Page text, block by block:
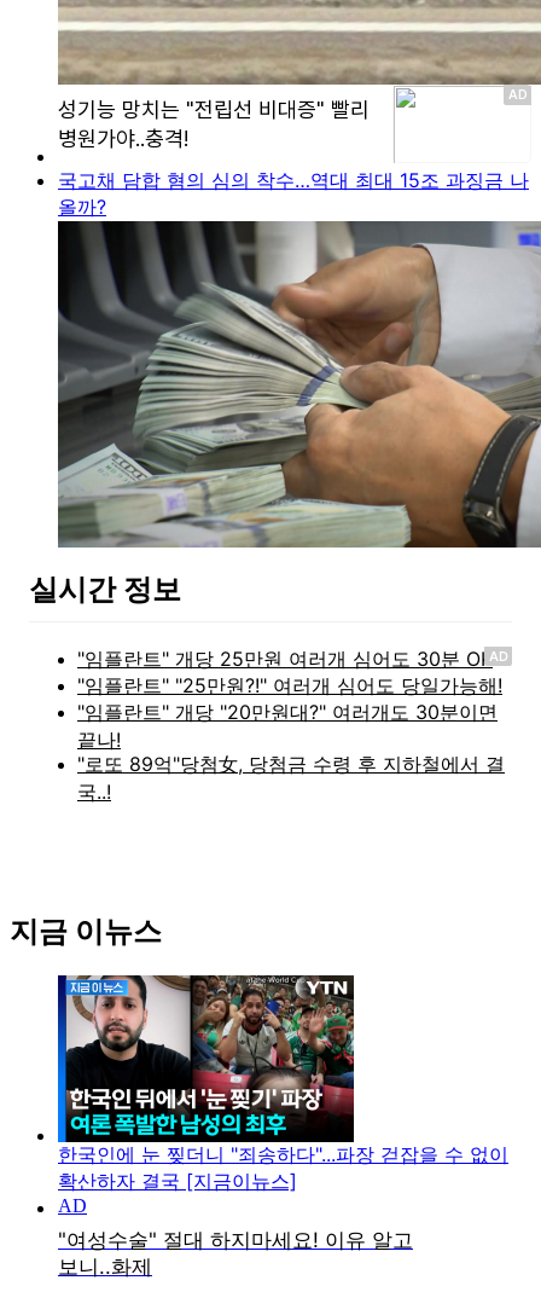
국고채 담합 혐의 심의 착수…역대 최대 15조 과징금 나
올까?
실시간 정보
AD
지금 이뉴스
한국인에 눈 찢더니 "죄송하다"...파장 걷잡을 수 없이
확산하자 결국 [지금이뉴스]